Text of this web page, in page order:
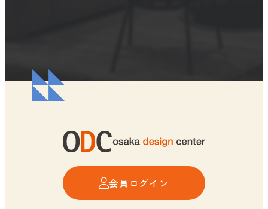
会員ログイン